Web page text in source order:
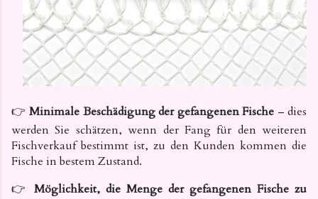
👉 Minimale Beschädigung der gefangenen Fische – dies
werden Sie schätzen, wenn der Fang für den weiteren
Fischverkauf bestimmt ist, zu den Kunden kommen die
Fische in bestem Zustand.
👉 Möglichkeit, die Menge der gefangenen Fische zu